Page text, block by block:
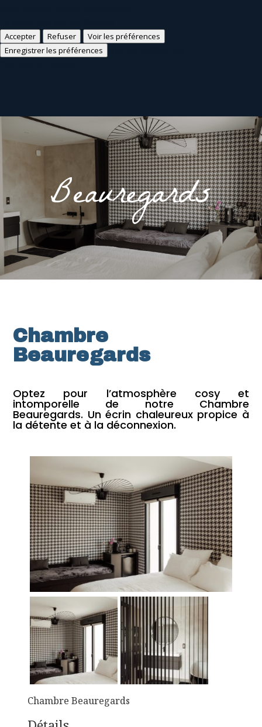
Accepter Refuser
Voir les préférences
Enregistrer les préférences
Beauregards
Chambre
Beauregards
Optez pour l’atmosphère cosy et
intomporelle de notre Chambre
Beauregards. Un écrin chaleureux propice à
la détente et à la déconnexion.
Chambre Beauregards